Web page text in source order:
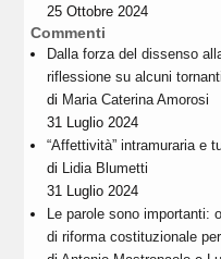
25 Ottobre 2024
Commenti
Dalla forza del dissenso
riflessione su alcuni
di Maria Caterina Amorosi
31 Luglio 2024
“Affettività” intramuraria e
di Lidia Blumetti
31 Luglio 2024
Le parole sono importanti:
di riforma costituzionale